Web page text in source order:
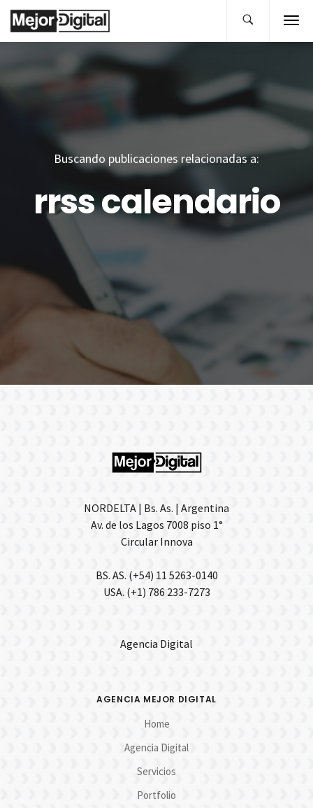
Buscando publicaciones relacionadas a:
rrss calendario
NORDELTA | Bs. As. | Argentina
Av. de los Lagos 7008 piso 1°
Circular Innova
BS. AS. (+54) 11 5263-0140
USA. (+1) 786 233-7273
Agencia Digital
AGENCIA MEJOR DIGITAL
Home
Agencia Digital
Servicios
Portfolio